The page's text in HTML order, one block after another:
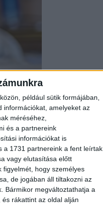
például sütik formájában,
információkat, amelyeket az
méréséhez,
és a partnereink
információkat is
a 1731 partnereink a fent leírtak
vagy elutasítása előtt
figyelmét, hogy személyes
de jogában áll tiltakozni az
Bármikor megváltoztathatja a
rákattint az oldal alján
voltam.